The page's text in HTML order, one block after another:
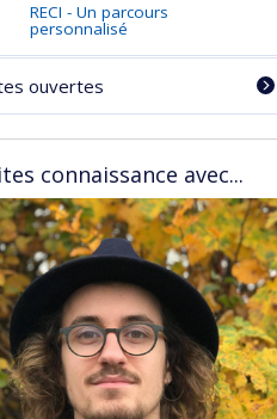
RECI - Un parcours
personnalisé
ouvertes
connaissance avec...